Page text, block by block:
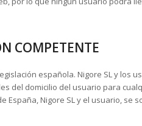
COMPETENTE
española. Nigore SL y los
del domicilio del usuario para
Nigore SL y el usuario, se